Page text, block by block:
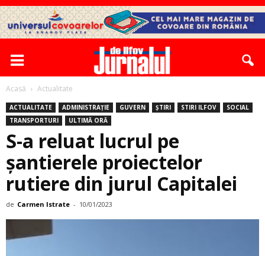
Acasă Actualitate
ACTUALITATE ADMINISTRAȚIE GUVERN ȘTIRI STIRI ILFOV
SOCIAL
TRANSPORTURI
ULTIMĂ ORĂ
S-a reluat lucrul pe
șantierele proiectelor
rutiere din jurul Capitalei
de Carmen Istrate - 10/01/2023